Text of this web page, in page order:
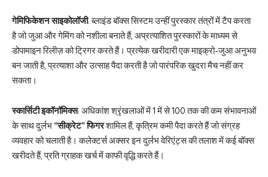
गेमिफिकेशन साइकोलॉजी: ब्लाइंड बॉक्स सिस्टम उन्हीं पुरस्कार तंत्रों में टैप करता
है जो जुआ और गेमिंग को नशीला बनाते हैं, अप्रत्याशित पुरस्कारों के माध्यम से
डोपामाइन रिलीज़ को ट्रिगर करते हैं। प्रत्येक खरीदारी एक माइक्रो-जुआ अनुभव
बन जाती है, प्रत्याशा और उत्साह पैदा करती है जो पारंपरिक खुदरा मैच नहीं कर
सकता।
स्कार्सिटी इकॉनॉमिक्स: अधिकांश श्रृंखलाओं में 1 में से 100 तक की कम संभावनाओं
के साथ दुर्लभ “सीक्रेट” फिगरशामिल हैं, कृत्रिम कमी पैदा करते हैं जो संग्रह
व्यवहार को चलाती है। कलेक्टर्स अक्सर इन दुर्लभ वेरिएंट्स की तलाश में कई बॉक्स
खरीदते हैं, प्रति ग्राहक खर्च में काफी वृद्धि करते हैं।